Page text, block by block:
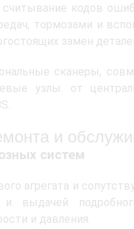
кодов
тормозами и
замен
сканеры,
узлы: от
и
систем
агрегата и
выдачей
и давления.